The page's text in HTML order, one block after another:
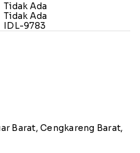
Tidak Ada
Tidak Ada
IDL-9783
Barat, Cengkareng Barat,